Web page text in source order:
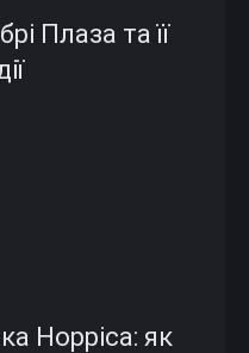
Плаза та її
Норріса: як